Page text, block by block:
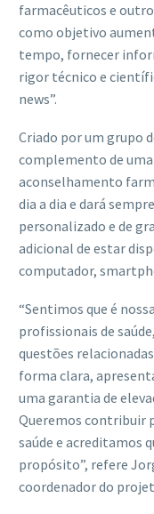
farmacêuticos e
como objetivo
tempo, fornecer
rigor técnico e
news”.
Criado por um grupo
complemento de
aconselhamento
dia a dia e dará
personalizado e de
adicional de estar
computador,
“Sentimos que é
profissionais de
questões
forma clara,
uma garantia de
Queremos contribuir
saúde e acreditamos
propósito”, refere
coordenador do